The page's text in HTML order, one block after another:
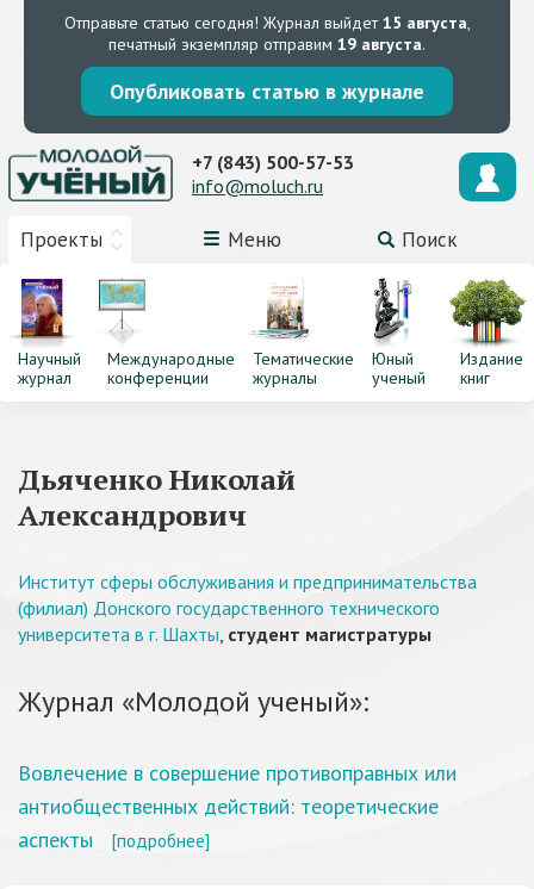
Отправьте статью сегодня! Журнал выйдет15 августа,
печатный экземпляр отправим 19 августа.
Опубликовать статью в журнале
Проекты Меню Поиск
+7 (843) 500-57-53
info@moluch.ru
Научный
журнал
Международные
конференции
Тематические
журналы
Юный
ученый
Издание
книг
Дьяченко Николай
Александрович
Институт сферы обслуживания и предпринимательства
(филиал) Донского государственного технического
университета в г. Шахты, студент магистратуры
Журнал «Молодой ученый»:
Вовлечение в совершение противоправных или
антиобщественных действий: теоретические
аспекты
[подробнее]